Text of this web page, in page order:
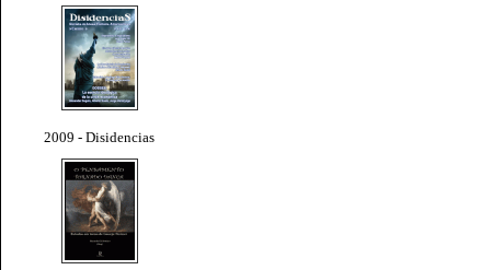
2009 - Disidencias